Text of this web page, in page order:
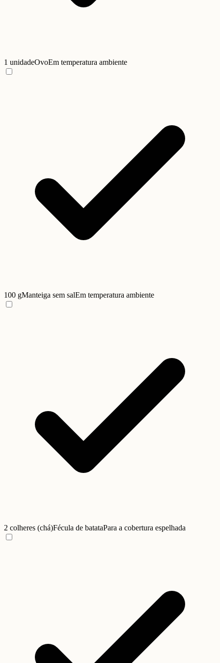
1 unidadeOvoEm temperatura ambiente
100 gManteiga sem salEm temperatura ambiente
2 colheres (chá)Fécula de batataPara a cobertura espelhada